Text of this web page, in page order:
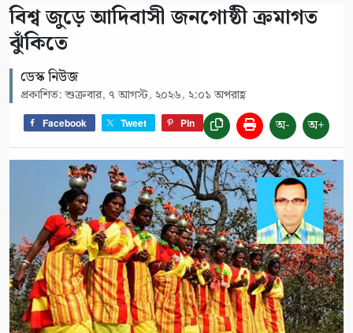
বিশ্ব জুড়ে আদিবাসী জনগোষ্ঠী ক্রমাগত
ঝুঁকিতে
ডেস্ক নিউজ
প্রকাশিত: শুক্রবার, ৭ আগস্ট, ২০২৬, ২:০১ অপরাহ্ণ
Facebook Tweet Pin অ- অ+